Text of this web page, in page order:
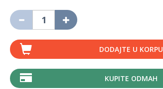
DODAJTE U KORPU
KUPITE ODMAH